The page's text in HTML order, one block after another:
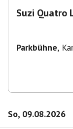
Suzi Quatro
Parkbühne,
So, 09.08.2026